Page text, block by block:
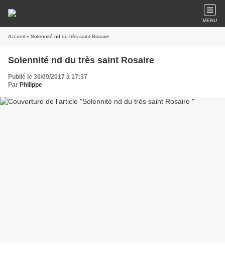
MENU
Accueil » Solennité nd du très saint Rosaire
Solennité nd du très saint Rosaire
Publié le 30/09/2017 à 17:37
Par Philippe